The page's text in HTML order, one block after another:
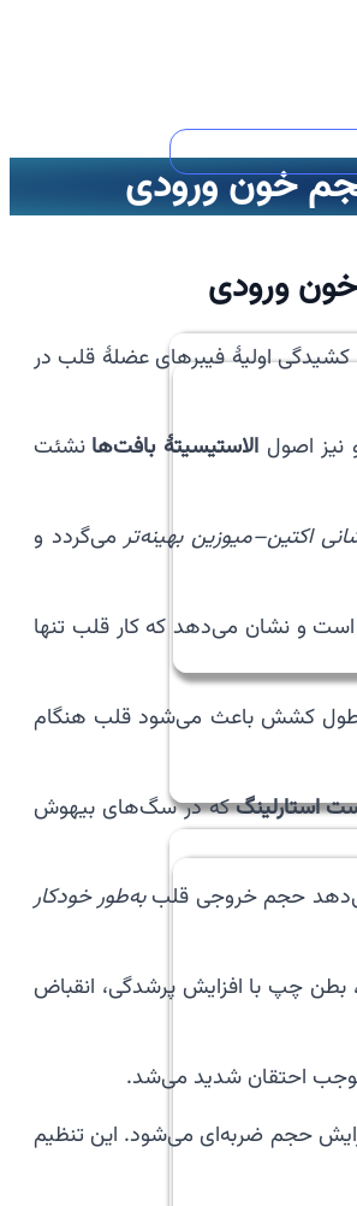
خون ورودی
ورودی
کشیدگی اولیهٔ فیبرهای عضلهٔ قلب در
نیز اصولالاستیسیتهٔ بافت‌ها نشئت
اکتین–میوزین بهینه‌ترمی‌گردد و
و نشان می‌دهد که کار قلب تنها
طول کشش باعث می‌شود قلب هنگام
استارلینگکه در سگ‌های بیهوش
حجم خروجی قلببه‌طور خودکار
بطن چپ با افزایش پرشدگی، انقباض
احتقان شدید می‌شد.
حجم ضربه‌ای می‌شود. این تنظیم